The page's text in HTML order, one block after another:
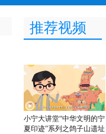
推荐视频
小宁大讲堂“中华文明的宁
夏印迹”系列之鸽子山遗址